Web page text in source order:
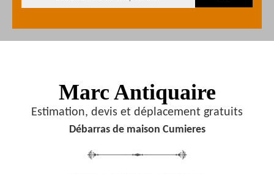
Marc Antiquaire
Estimation, devis et déplacement gratuits
Débarras de maison Cumieres